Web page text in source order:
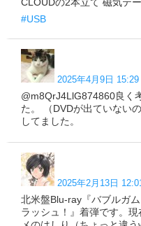
CLOUDの2本立て 磁気テ
#USB
2025年4月9日 15:29
@m8QrJ4LlG874860良く
た。 （DVDが出ていない
してました。
2025年2月13日
北米盤Blu-ray『バブルガ
ラッシュ！』着弾です。